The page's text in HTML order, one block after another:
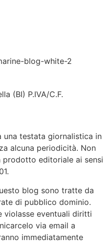
(BI) P.IVA/C.F.
una testata giornalistica in
alcuna periodicità. Non
editoriale ai sensi
blog sono tratte da
di pubblico dominio.
violasse eventuali diritti
via email a
immediatamente